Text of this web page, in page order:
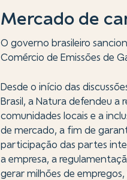
Mercado de
O governo brasileiro
Comércio de Emissões de
Desde o início das
Brasil, a Natura defendeu
comunidades locais e a
de mercado, a fim de
participação das partes
a empresa, a
gerar milhões de